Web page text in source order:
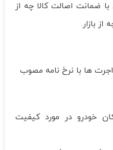
ضمانت اصالت کالا چه از
بازار.
ها با نرخ نامه مصوب
خودرو در مورد کیفیت